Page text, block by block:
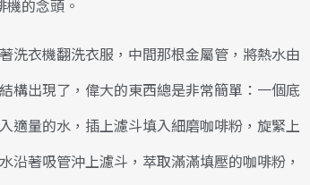
的念頭。
洗衣機翻洗衣服，中間那根金屬管，將熱水由
構出現了，偉大的東西總是非常簡單：一個底
適量的水，插上濾斗填入細磨咖啡粉，旋緊上
著吸管沖上濾斗，萃取滿滿填壓的咖啡粉，